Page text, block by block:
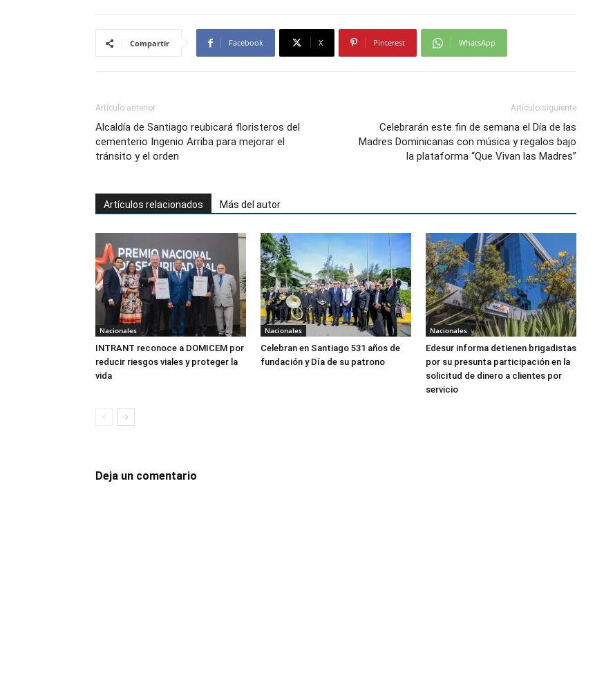
Compartir Facebook X Pinterest WhatsApp
Artículo anterior
Alcaldía de Santiago reubicará floristeros del
cementerio Ingenio Arriba para mejorar el
tránsito y el orden
Artículo siguiente
Celebrarán este fin de semana el Día de las
Madres Dominicanas con música y regalos bajo
la plataforma “Que Vivan las Madres”
Artículos relacionados Más del autor
Nacionales
INTRANT reconoce a DOMICEM por
reducir riesgos viales y proteger la
vida
Nacionales
Celebran en Santiago 531 años de
fundación y Día de su patrono
Nacionales
Edesur informa detienen brigadistas
por su presunta participación en la
solicitud de dinero a clientes por
servicio
Deja un comentario